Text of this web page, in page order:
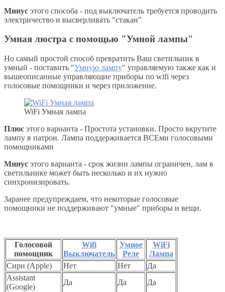
Минус этого способа - под выключатель требуется проводить
электричество и высверливать "стакан"
Умная люстра с помощью "Умной лампы"
Но самый простой способ превратить Ваш светильник в
умный - поставить "Умную лампу" управляемую также как и
вышеописанные управляющие приборы по wifi через
голосовые помощники и через приложение.
WiFi Умная лампа
Плюс этого варианта - Простота установки. Просто вкрутите
лампу в патрон. Лампа поддерживается ВСЕми голосовыми
помощниками
Минус этого варианта - срок жизни лампы ограничен, лам в
светильнике может быть несколько и их нужно
синхронизировать.
Заранее предупреждаем, что некоторые голосовые
помощники не поддерживают "умные" приборы и вещи.
Голосовой
помощник
Wifi
Выключатель
Умное
Реле
WiFi
Лампа
Сири (Apple)
Нет Нет
Да
Assistant
(Google)
Да Да
Да